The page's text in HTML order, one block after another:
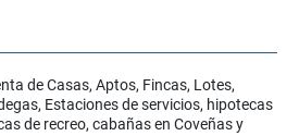
de Casas, Aptos, Fincas, Lotes,
Estaciones de servicios, hipotecas
de recreo, cabañas en Coveñas y